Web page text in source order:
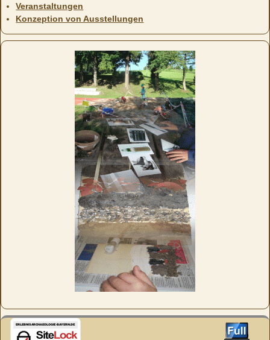
Veranstaltungen
Konzeption von Ausstellungen